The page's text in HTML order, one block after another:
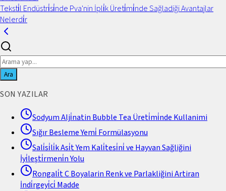
Teksti̇l Endüstri̇si̇nde Pva'nin İpli̇k Üreti̇mi̇nde Sağladiği Avantajlar
Nelerdi̇r
Ara
SON YAZILAR
Sodyum Alji̇natin Bubble Tea Üreti̇mi̇nde Kullanimi
Sığır Besleme Yemi̇ Formülasyonu
Sali̇si̇li̇k Asi̇t Yem Kali̇tesi̇ni̇ ve Hayvan Sağliğini
İyi̇leşti̇rmeni̇n Yolu
Rongali̇t C Boyalarin Renk ve Parlakliğini Artiran
İndi̇rgeyi̇ci̇ Madde